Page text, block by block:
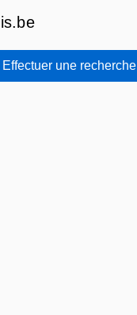
Effectuer une recherche